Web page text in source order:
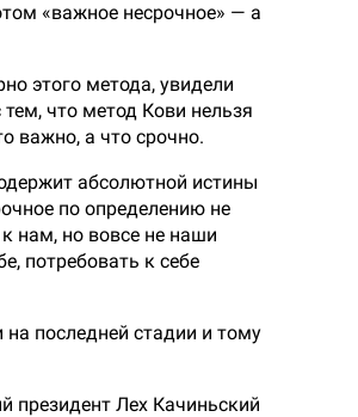
«важное несрочное» — а
этого метода, увидели
что метод Кови нельзя
важно, а что срочно.
абсолютной истины
по определению не
нам, но вовсе не наши
потребовать к себе
последней стадии и тому
президент Лех Качиньский